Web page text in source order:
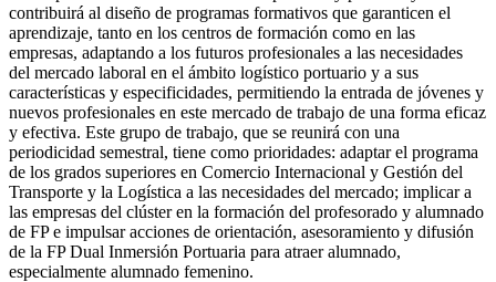
contribuirá al diseño de programas formativos que garanticen el
aprendizaje, tanto en los centros de formación como en las
empresas, adaptando a los futuros profesionales a las necesidades
del mercado laboral en el ámbito logístico portuario y a sus
características y especificidades, permitiendo la entrada de jóvenes y
nuevos profesionales en este mercado de trabajo de una forma eficaz
y efectiva. Este grupo de trabajo, que se reunirá con una
periodicidad semestral, tiene como prioridades: adaptar el programa
de los grados superiores en Comercio Internacional y Gestión del
Transporte y la Logística a las necesidades del mercado; implicar a
las empresas del clúster en la formación del profesorado y alumnado
de FP e impulsar acciones de orientación, asesoramiento y difusión
de la FP Dual Inmersión Portuaria para atraer alumnado,
especialmente alumnado femenino.